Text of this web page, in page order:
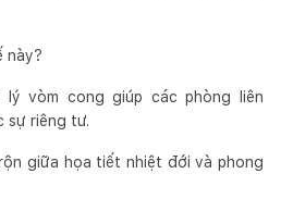
này?
lý vòm cong giúp các phòng liên
sự riêng tư.
giữa họa tiết nhiệt đới và phong